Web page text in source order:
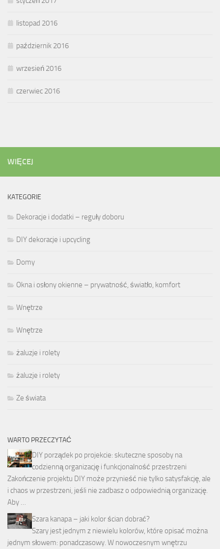
listopad 2016
październik 2016
wrzesień 2016
czerwiec 2016
WIĘCEJ
KATEGORIE
Dekoracje i dodatki – reguły doboru
DIY dekoracje i upcycling
Domy
Okna i osłony okienne – prywatność, światło, komfort
Wnętrze
Wnętrze
żaluzje i rolety
żaluzje i rolety
Ze świata
WARTO PRZECZYTAĆ
DIY porządek po projekcie: skuteczne sposoby na
codzienną organizację i funkcjonalność przestrzeni
Zakończenie projektu DIY może przynieść nie tylko satysfakcję, ale
i chaos w przestrzeni, jeśli nie zadbasz o odpowiednią organizację.
Aby …
Szara kanapa – jaki kolor ścian dobrać?
Szary jest jednym z niewielu kolorów, które opisać można
jednym słowem: ponadczasowy. W nowoczesnym wnętrzu